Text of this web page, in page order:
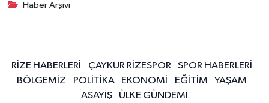
Haber Arşivi
RİZE HABERLERİ ÇAYKUR RİZESPOR
SPOR HABERLERİ
BÖLGEMİZ
POLİTİKA EKONOMİ EĞİTİM
YAŞAM
ASAYİŞ
ÜLKE GÜNDEMİ